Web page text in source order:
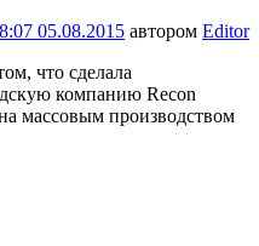
05.08.2015 автором Editor
что сделала
компанию Recon
массовым производством